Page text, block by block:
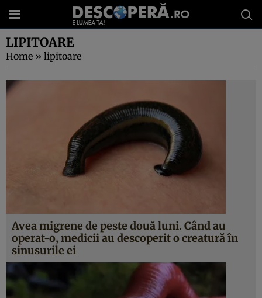
LIPITOARE
Home » lipitoare
Avea migrene de peste două luni. Când au
operat-o, medicii au descoperit o creatură în
sinusurile ei